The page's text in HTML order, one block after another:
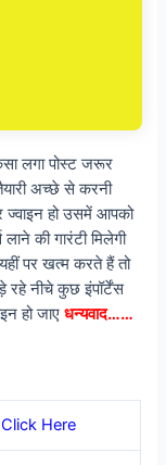
लगा पोस्ट जरूर
अच्छे से करनी
हो उसमें आपको
की गारंटी मिलेगी
पर खत्म करते हैं तो
रहे नीचे कुछ इंपॉर्टेंस
हो जाएधन्यवाद……
Click Here